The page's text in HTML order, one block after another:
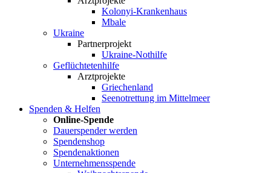
Kolonyi-Krankenhaus
Mbale
Ukraine
Partnerprojekt
Ukraine-Nothilfe
Geflüchtetenhilfe
Arztprojekte
Griechenland
Seenotrettung im Mittelmeer
Spenden & Helfen
Online-Spende
Dauerspender werden
Spendenshop
Spendenaktionen
Unternehmens­spende